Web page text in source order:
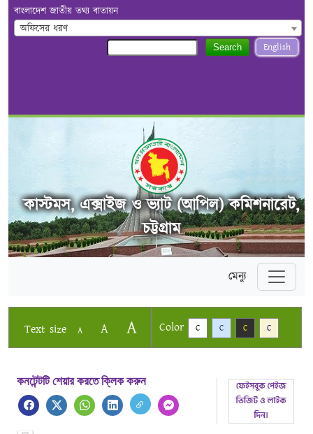
বাংলাদেশ জাতীয় তথ্য বাতায়ন
অফিসের ধরণ
English
Search
কাস্টমস, এক্সাইজ ও ভ্যাট (আপিল) কমিশনারেট,
চট্টগ্রাম
মেন্যু
Text size A A A Color C C C C
কনটেন্টটি শেয়ার করতে ক্লিক করুন